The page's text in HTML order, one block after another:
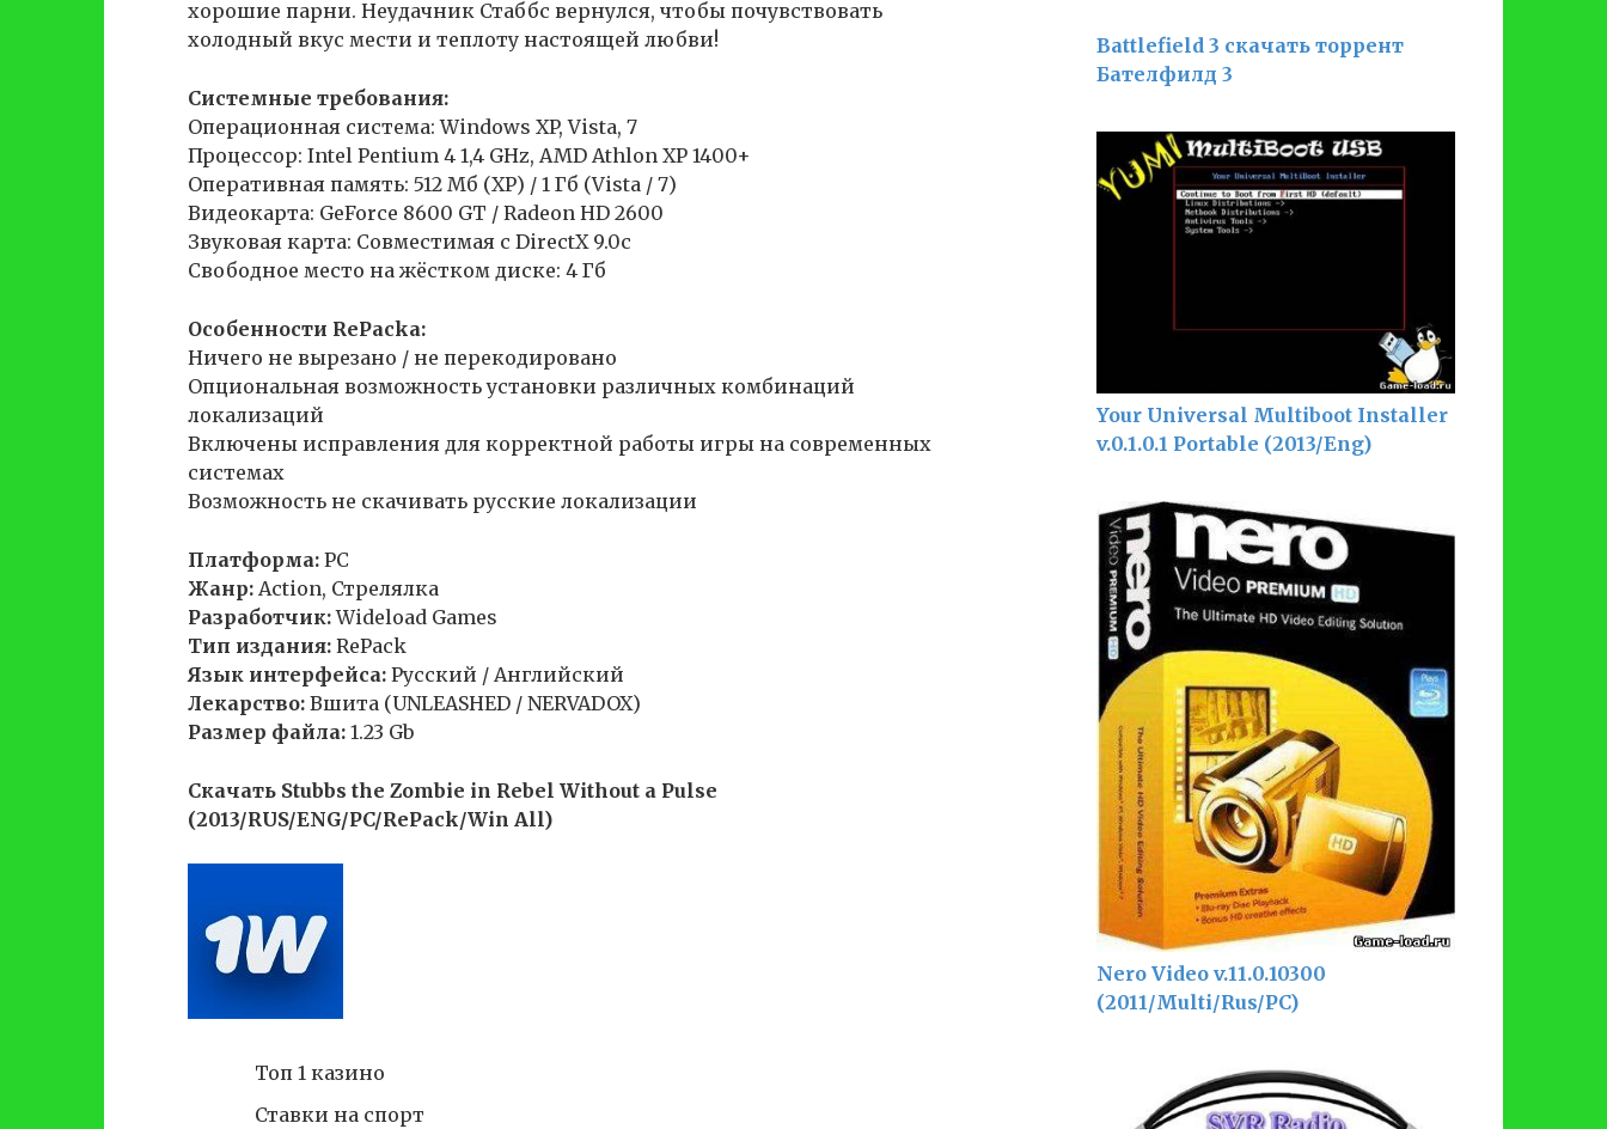
хорошие парни. Неудачник Стаббс вернулся, чтобы почувствовать
холодный вкус мести и теплоту настоящей любви!
Системные требования:
Операционная система: Windows XP, Vista, 7
Процессор: Intel Pentium 4 1,4 GHz, AMD Athlon XP 1400+
Оперативная память: 512 Мб (XP) / 1 Гб (Vista / 7)
Видеокарта: GeForce 8600 GT / Radeon HD 2600
Звуковая карта: Совместимая с DirectX 9.0c
Свободное место на жёстком диске: 4 Гб
Особенности RePacka:
Ничего не вырезано / не перекодировано
Опциональная возможность установки различных комбинаций
локализаций
Включены исправления для корректной работы игры на современных
системах
Возможность не скачивать русские локализации
Платформа: PC
Жанр: Action, Стрелялка
Разработчик:Wideload Games
Тип издания: RePack
Язык интерфейса: Русский / Английский
Лекарство: Вшита (UNLEASHED / NERVADOX)
Размер файла: 1.23 Gb
Скачать Stubbs the Zombie in Rebel Without a Pulse
(2013/RUS/ENG/PC/RePack/Win All)
Топ 1 казино
Ставки на спорт
Battlefield 3 скачать торрент
Бателфилд 3
Your Universal Multiboot Installer
v.0.1.0.1 Portable (2013/Eng)
Nero Video v.11.0.10300
(2011/Multi/Rus/PC)